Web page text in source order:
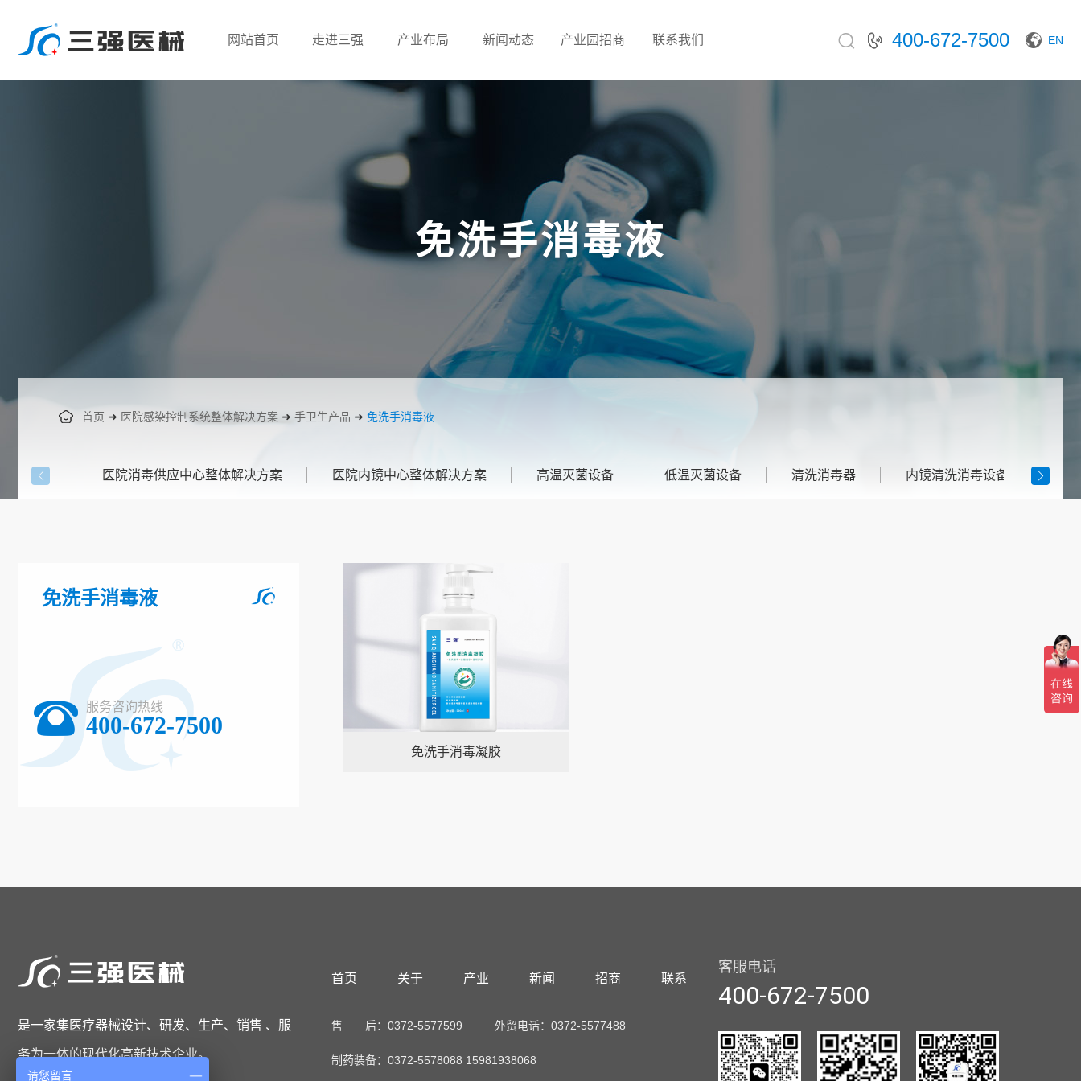
EN
400-672-7500
网站首页 走进三强 产业布局 新闻动态 产业园招商 联系我们
免洗手消毒液
首页 ➜ 医院感染控制系统整体解决方案 ➜ 手卫生产品 ➜ 免洗手消毒液
医院消毒供应中心整体解决方案 医院内镜中心整体解决方案 高温灭菌设备 低温灭菌设备 清洗消毒器 内镜清洗消毒设备
免洗手消毒液
服务咨询热线
400-672-7500
免洗手消毒凝胶
是一家集医疗器械设计、研发、生产、销售 、服
务为一体的现代化高新技术企业。
首页 关于 产业 新闻 招商 联系
售 后：0372-5577599 外贸电话：0372-5577488
制药装备：0372-5578088 15981938068
客服电话
400-672-7500
请您留言